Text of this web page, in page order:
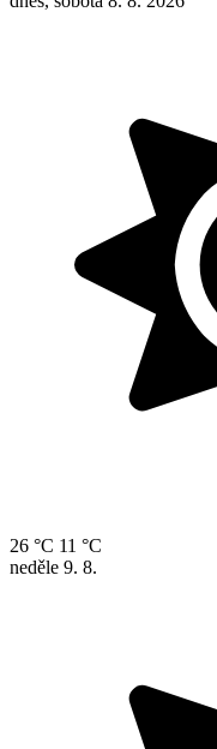
26 °C 11 °C
neděle 9. 8.